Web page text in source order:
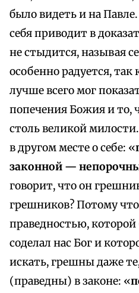
было видеть и на
себя приводит в
не стыдится, называя
особенно радуется, так
лучше всего мог
попечения Божия и то,
столь великой
в другом месте о себе: «
законной —
говорит, что он
грешников? Потому
праведностью,
соделал нас Бог и
искать, грешны даже
(праведны) в законе: «